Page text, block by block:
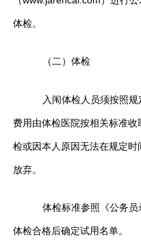
体检。
（二）体检
入闱体检人员须按照
费用由体检医院按相关标准
检或因本人原因无法在规定
放弃。
体检标准参照《公务员
体检合格后确定试用名单。